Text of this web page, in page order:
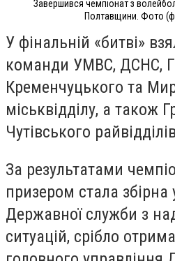
Завершився чемпіонат з
Полтавщини. Фото
У фінальній «битві»
команди УМВС, ДСНС,
Кременчуцького та
міськвідділу, а також
Чутівського
За результатами
призером стала збірна
Державної служби з
ситуацій, срібло